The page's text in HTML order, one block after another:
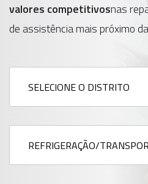
valores competitivosnas
de assistência mais próximo